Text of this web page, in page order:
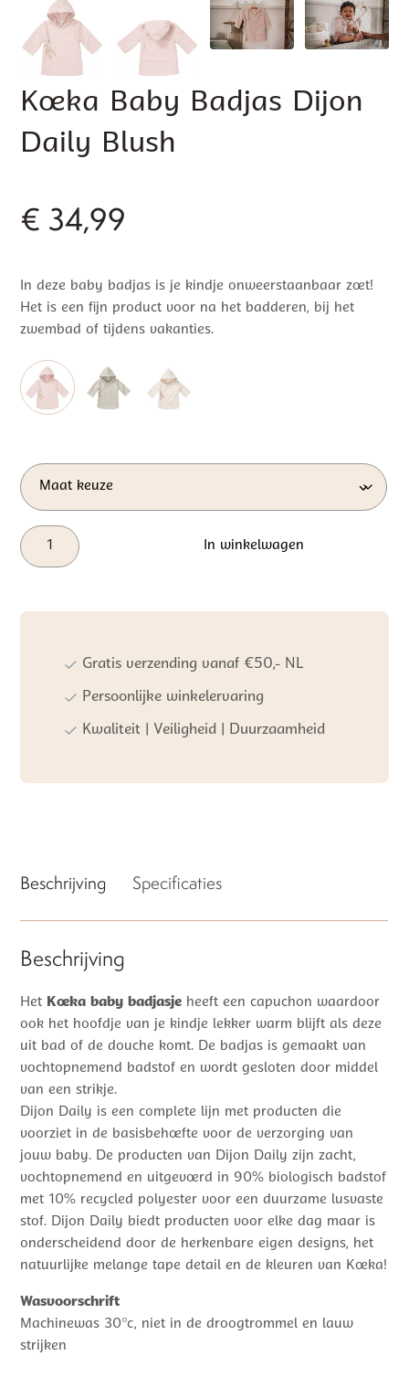
Koeka Baby Badjas Dijon
Daily Blush
€ 34,99
In deze baby badjas is je kindje onweerstaanbaar zoet!
Het is een fijn product voor na het badderen, bij het
zwembad of tijdens vakanties.
Koeka
Baby
Daily
In winkelwagen
Gratis verzending vanaf €50,- NL
Persoonlijke winkelervaring
Kwaliteit | Veiligheid | Duurzaamheid
Beschrijving Specificaties
Beschrijving
Het Koeka baby badjasje heeft een capuchon waardoor
ook het hoofdje van je kindje lekker warm blijft als deze
uit bad of de douche komt. De badjas is gemaakt van
vochtopnemend badstof en wordt gesloten door middel
van een strikje.
Dijon Daily is een complete lijn met producten die
voorziet in de basisbehoefte voor de verzorging van
jouw baby. De producten van Dijon Daily zijn zacht,
vochtopnemend en uitgevoerd in 90% biologisch badstof
met 10% recycled polyester voor een duurzame lusvaste
stof. Dijon Daily biedt producten voor elke dag maar is
onderscheidend door de herkenbare eigen designs, het
natuurlijke melange tape detail en de kleuren van Koeka!
Wasvoorschrift
Machinewas 30°c, niet in de droogtrommel en lauw
strijken